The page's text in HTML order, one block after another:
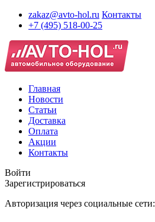
zakaz@avto-hol.ru Контакты
+7 (495) 518-00-25
Главная
Новости
Статьи
Доставка
Оплата
Акции
Контакты
Войти
Зарегистрироваться
Авторизация через социальные сети: